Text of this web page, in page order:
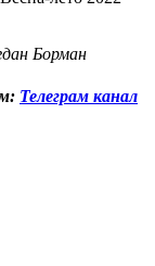
Борман
Телеграм канал